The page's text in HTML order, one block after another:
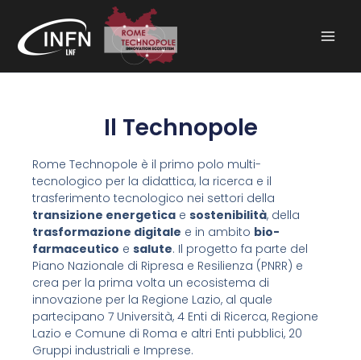
contenuto
Il Technopole
Rome Technopole è il primo polo multi-
tecnologico per la didattica, la ricerca e il
trasferimento tecnologico nei settori della
transizione energetica e sostenibilità, della
trasformazione digitale e in ambito bio-
farmaceutico e salute. Il progetto fa parte del
Piano Nazionale di Ripresa e Resilienza (PNRR) e
crea per la prima volta un ecosistema di
innovazione per la Regione Lazio, al quale
partecipano 7 Università, 4 Enti di Ricerca, Regione
Lazio e Comune di Roma e altri Enti pubblici, 20
Gruppi industriali e Imprese.